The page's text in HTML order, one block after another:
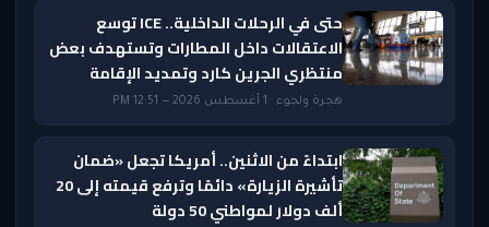
حتى في الرحلات الداخلية.. ICE توسع
الاعتقالات داخل المطارات وتستهدف بعض
منتظري الجرين كارد وتمديد الإقامة
هجرة ولجوء · 1 أغسطس 2026 — 12:51 PM
ابتداءً من الاثنين.. أمريكا تجعل «ضمان
تأشيرة الزيارة» دائمًا وترفع قيمته إلى 20
ألف دولار لمواطني 50 دولة